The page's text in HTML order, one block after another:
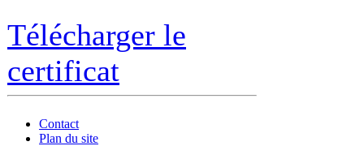
Télécharger le
certificat
Contact
Plan du site